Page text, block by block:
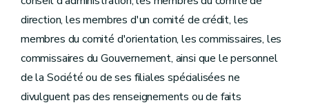
direction, les membres d'un comité de crédit, les
membres du comité d'orientation, les commissaires, les
commissaires du Gouvernement, ainsi que le personnel
de la Société ou de ses filiales spécialisées ne
divulguent pas des renseignements ou de faits